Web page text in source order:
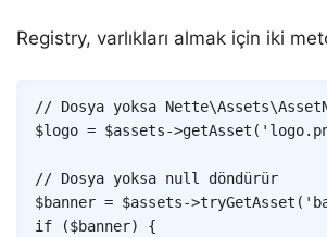
Registry, varlıkları almak için iki
// Dosya yoksa
$logo = $assets->getAsset (
// Dosya yoksa null döndürür
$banner = $assets->tryGetAsset (
if
($banner)
{